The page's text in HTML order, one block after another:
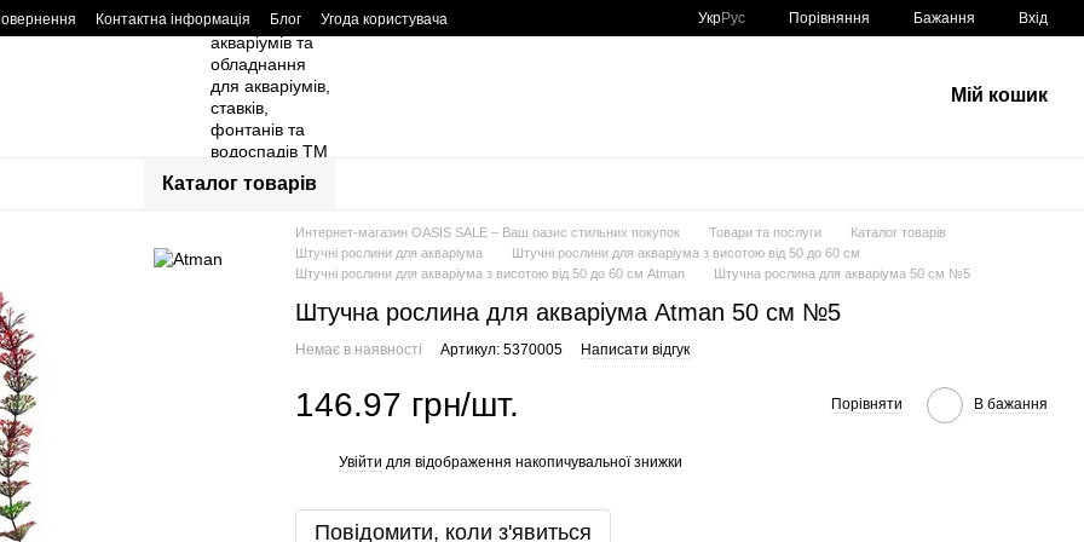
Контактна інформація Блог
Угода користувача
УкрРус Порівняння Бажання Вхід
Мій кошик
Каталог товарів
Интернет-магазин OASIS SALE – Ваш оазис стильних покупок Товари та послуги
Каталог товарів
Штучні рослини для акваріума
Штучні рослини для акваріума з висотою від 50 до 60 см
Штучні рослини для акваріума з висотою від 50 до 60 см Atman
Штучна рослина для акваріума 50 см №5
Штучна рослина для акваріума Atman 50 см №5
Немає в наявності Артикул: 5370005 Написати відгук
146.97 грн/шт. Порівняти В бажання
Увійти для відображення накопичувальної знижки
Повідомити, коли з'явиться